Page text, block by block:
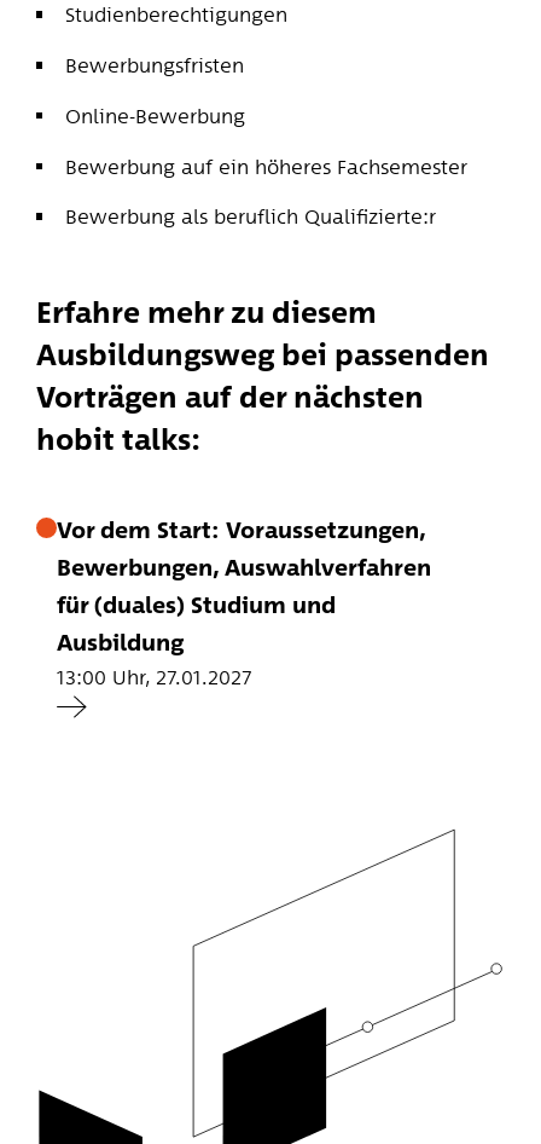
Studienberechtigungen
Bewerbungsfristen
Online-Bewerbung
Bewerbung auf ein höheres Fachsemester
Bewerbung als beruflich Qualifizierte:r
Erfahre mehr zu diesem
Ausbildungsweg bei passenden
Vorträgen auf der nächsten
hobit talks:
Vor dem Start: Voraussetzungen,
Bewerbungen, Auswahlverfahren
für (duales) Studium und
Ausbildung
13:00 Uhr, 27.01.2027